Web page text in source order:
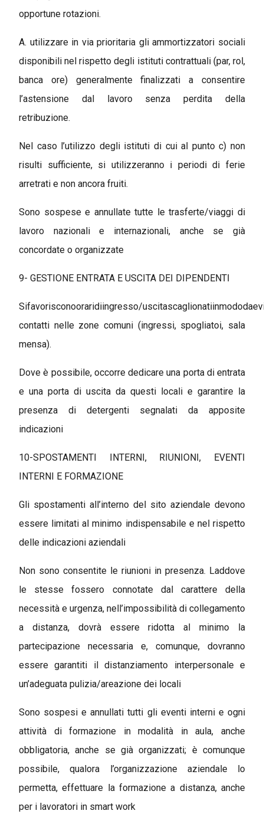
opportune rotazioni.
A. utilizzare in via prioritaria gli ammortizzatori sociali
disponibili nel rispetto degli istituti contrattuali (par, rol,
banca ore) generalmente finalizzati a consentire
l’astensione dal lavoro senza perdita della
retribuzione.
Nel caso l’utilizzo degli istituti di cui al punto c) non
risulti sufficiente, si utilizzeranno i periodi di ferie
arretrati e non ancora fruiti.
Sono sospese e annullate tutte le trasferte/viaggi di
lavoro nazionali e internazionali, anche se già
concordate o organizzate
9- GESTIONE ENTRATA E USCITA DEI DIPENDENTI
Sifavorisconooraridiingresso/
contatti nelle zone comuni (ingressi, spogliatoi, sala
mensa).
Dove è possibile, occorre dedicare una porta di entrata
e una porta di uscita da questi locali e garantire la
presenza di detergenti segnalati da apposite
indicazioni
10-SPOSTAMENTI INTERNI, RIUNIONI, EVENTI
INTERNI E FORMAZIONE
Gli spostamenti all’interno del sito aziendale devono
essere limitati al minimo indispensabile e nel rispetto
delle indicazioni aziendali
Non sono consentite le riunioni in presenza. Laddove
le stesse fossero connotate dal carattere della
necessità e urgenza, nell’impossibilità di collegamento
a distanza, dovrà essere ridotta al minimo la
partecipazione necessaria e, comunque, dovranno
essere garantiti il distanziamento interpersonale e
un’adeguata pulizia/areazione dei locali
Sono sospesi e annullati tutti gli eventi interni e ogni
attività di formazione in modalità in aula, anche
obbligatoria, anche se già organizzati; è comunque
possibile, qualora l’organizzazione aziendale lo
permetta, effettuare la formazione a distanza, anche
per i lavoratori in smart work